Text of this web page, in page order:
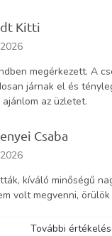
Kitti
értékelése 5-ből 5
megérkezett. A
járnak el és
az üzletet.
Csaba
értékelése 5-ből 5
kíváló minőségű
volt megvenni, örülök
További